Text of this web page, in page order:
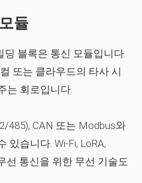
듈
블록은 통신 모듈입니다.
또는 클라우드의 타사 시
는 회로입니다.
485), CAN 또는 Modbus와
있습니다. Wi-Fi, LoRA,
선 통신을 위한 무선 기술도